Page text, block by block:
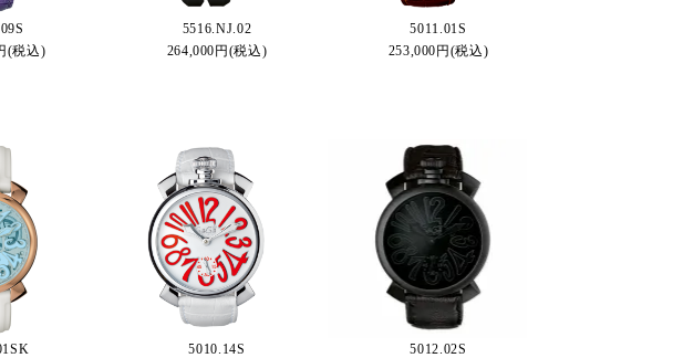
(税込)
5516.NJ.02
264,000円(税込)
5011.01S
253,000円(税込)
5010.14S
5012.02S